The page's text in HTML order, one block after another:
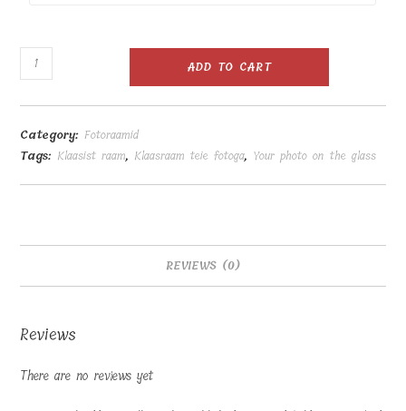
Kaheksakandiline
klaasist
raam
14x14cm
4mm
ADD TO CART
Category: Fotoraamid
Tags: Klaasist raam, Klaasraam teie fotoga, Your photo on the glass
REVIEWS (0)
Reviews
There are no reviews yet